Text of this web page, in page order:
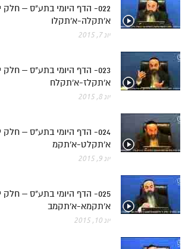
022- הדף היומי בתע"ס – חלק
א'תקלה-א'תקלו
יונ 7, 2015
023- הדף היומי בתע"ס – חלק
א'תקלז-א'תקלח
יונ 8, 2015
024- הדף היומי בתע"ס – חלק
א'תקלט-א'תקמ
יונ 9, 2015
025- הדף היומי בתע"ס – חלק
א'תקמא-א'תקמב
יונ 10, 2015